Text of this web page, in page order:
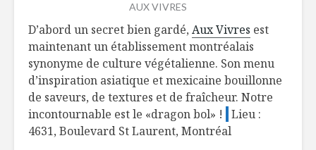
AUX VIVRES
D’abord un secret bien gardé, Aux Vivres est
maintenant un établissement montréalais
synonyme de culture végétalienne. Son menu
d’inspiration asiatique et mexicaine bouillonne
de saveurs, de textures et de fraîcheur. Notre
incontournable est le «dragon bol» !
Lieu :
4631, Boulevard St Laurent, Montréal